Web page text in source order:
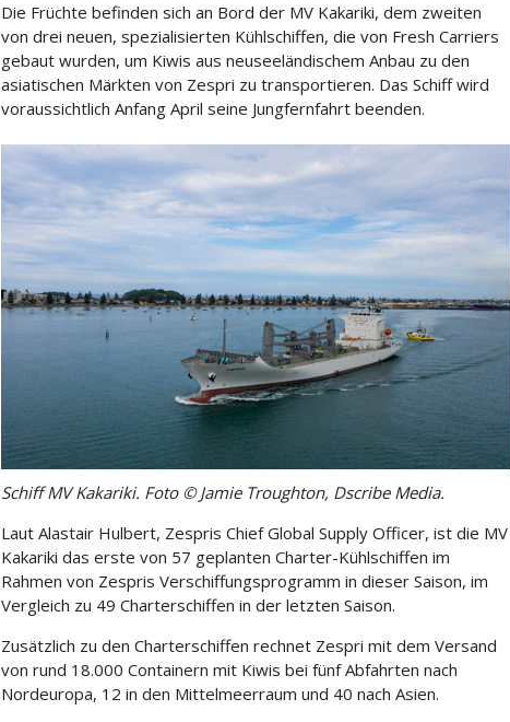
Die Früchte befinden sich an Bord der MV Kakariki, dem zweiten
von drei neuen, spezialisierten Kühlschiffen, die von Fresh Carriers
gebaut wurden, um Kiwis aus neuseeländischem Anbau zu den
asiatischen Märkten von Zespri zu transportieren. Das Schiff wird
voraussichtlich Anfang April seine Jungfernfahrt beenden.
Schiff MV Kakariki. Foto © Jamie Troughton, Dscribe Media.
Laut Alastair Hulbert, Zespris Chief Global Supply Officer, ist die MV
Kakariki das erste von 57 geplanten Charter-Kühlschiffen im
Rahmen von Zespris Verschiffungsprogramm in dieser Saison, im
Vergleich zu 49 Charterschiffen in der letzten Saison.
Zusätzlich zu den Charterschiffen rechnet Zespri mit dem Versand
von rund 18.000 Containern mit Kiwis bei fünf Abfahrten nach
Nordeuropa, 12 in den Mittelmeerraum und 40 nach Asien.